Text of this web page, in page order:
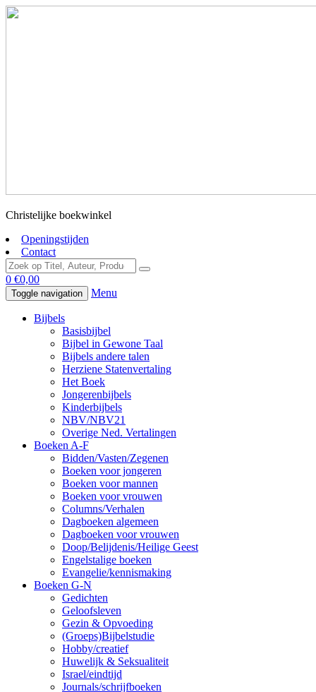
Christelijke boekwinkel
Openingstijden
Contact
0 €0,00
Toggle navigation Menu
Bijbels
Basisbijbel
Bijbel in Gewone Taal
Bijbels andere talen
Herziene Statenvertaling
Het Boek
Jongerenbijbels
Kinderbijbels
NBV/NBV21
Overige Ned. Vertalingen
Boeken A-F
Bidden/Vasten/Zegenen
Boeken voor jongeren
Boeken voor mannen
Boeken voor vrouwen
Columns/Verhalen
Dagboeken algemeen
Dagboeken voor vrouwen
Doop/Belijdenis/Heilige Geest
Engelstalige boeken
Evangelie/kennismaking
Boeken G-N
Gedichten
Geloofsleven
Gezin & Opvoeding
(Groeps)Bijbelstudie
Hobby/creatief
Huwelijk & Seksualiteit
Israel/eindtijd
Journals/schrijfboeken